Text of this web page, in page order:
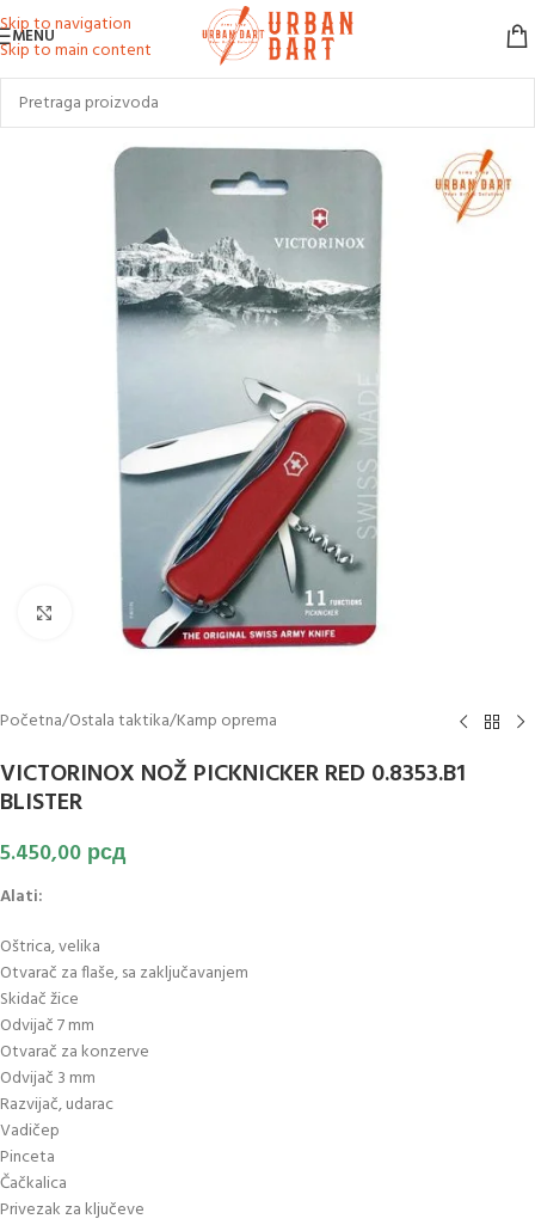
Skip to navigation
Skip to main content
MENU
Klikni za uvećanje slike
Početna/Ostala taktika/Kamp oprema
VICTORINOX NOŽ PICKNICKER RED 0.8353.B1
BLISTER
5.450,00 рсд
Alati:
Oštrica, velika
Otvarač za flaše, sa zaključavanjem
Skidač žice
Odvijač 7 mm
Otvarač za konzerve
Odvijač 3 mm
Razvijač, udarac
Vadičep
Pinceta
Čačkalica
Privezak za ključeve